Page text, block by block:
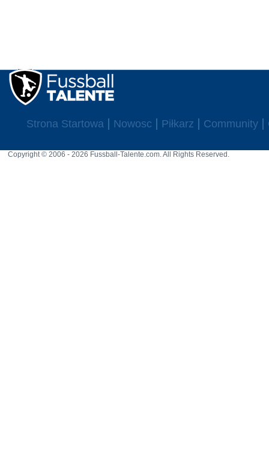
Strona Startowa Nowosc Piłkarz Community
Copyright © 2006 - 2026 Fussball-Talente.com. All Rights Reserved.